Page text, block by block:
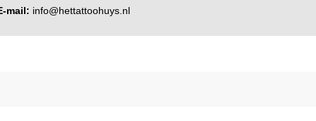
mail: info@hettattoohuys.nl